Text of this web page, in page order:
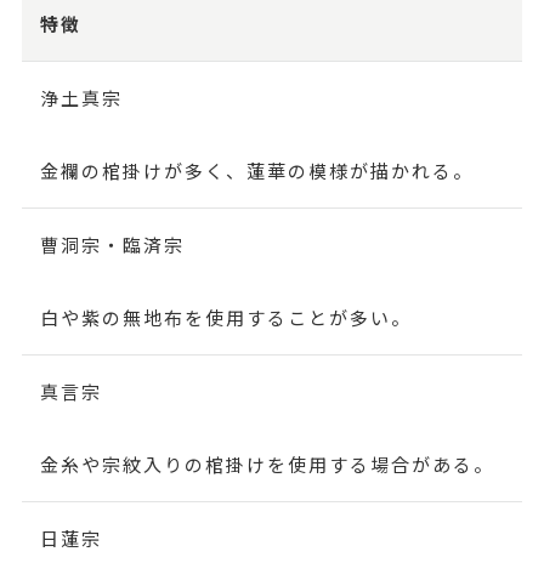
特徴
浄土真宗
金襴の棺掛けが多く、蓮華の模様が描かれる。
曹洞宗・臨済宗
白や紫の無地布を使用することが多い。
真言宗
金糸や宗紋入りの棺掛けを使用する場合がある。
日蓮宗